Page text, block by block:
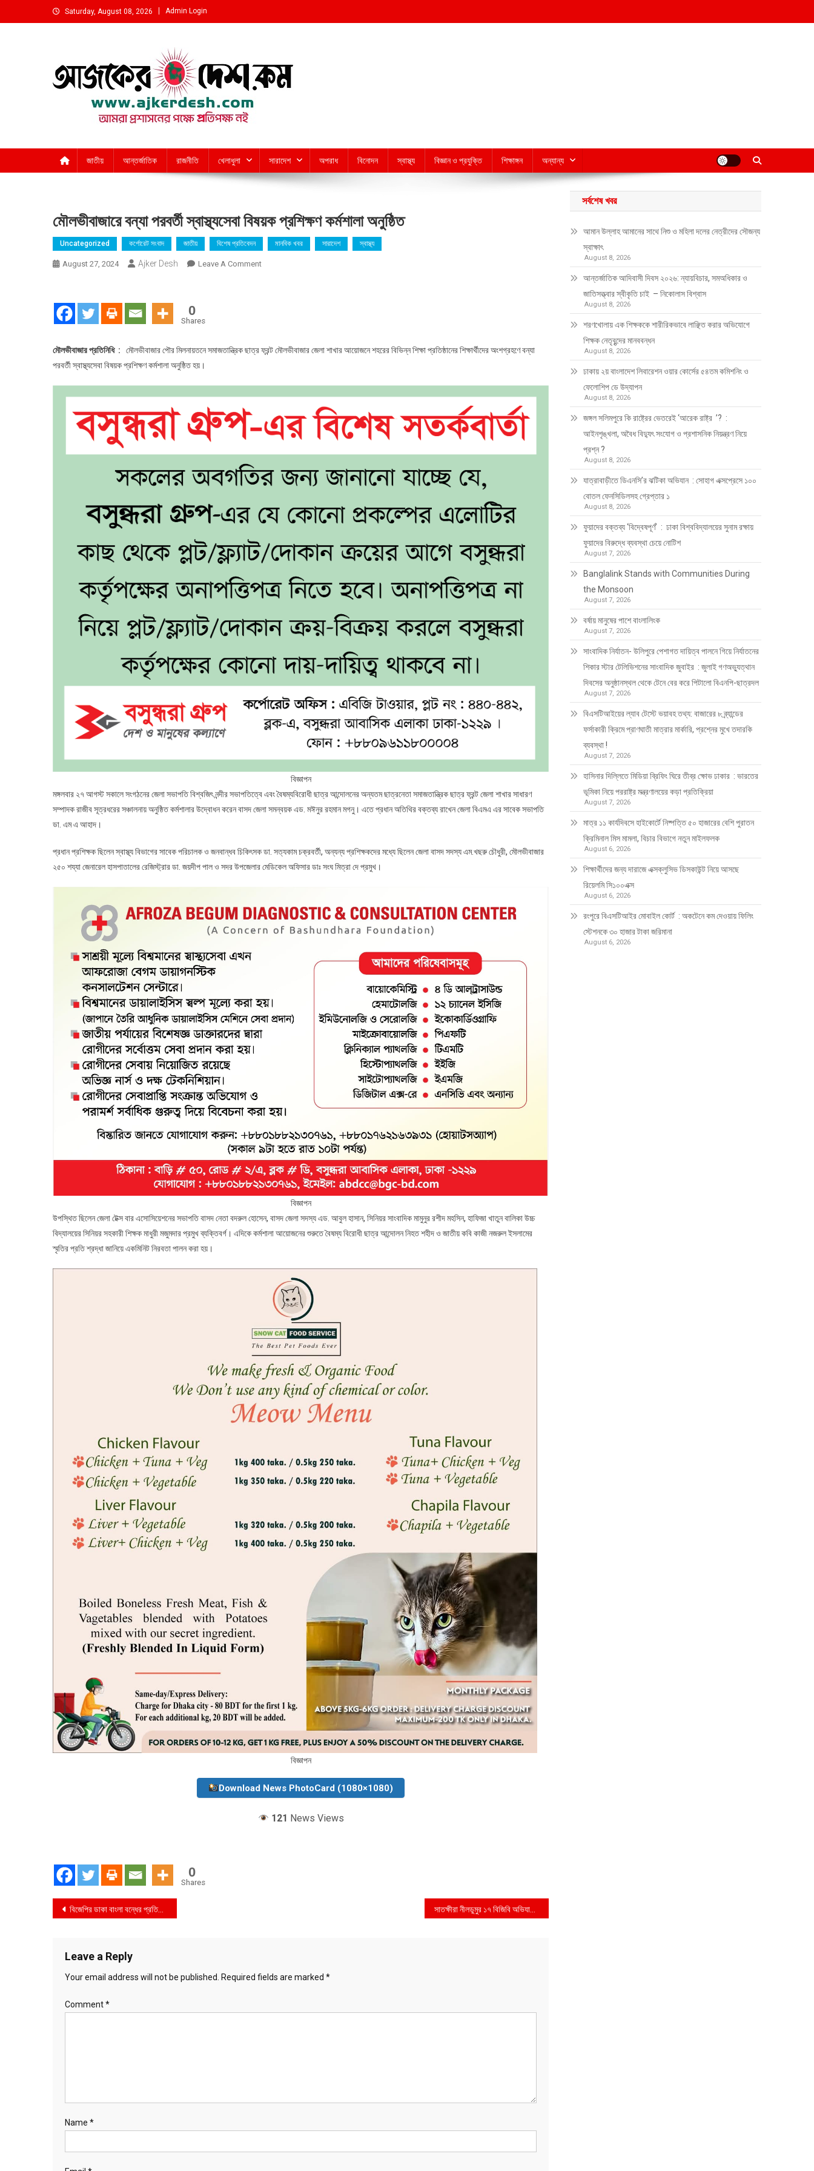
to
Saturday, August 08, 2026 Admin Login
জাতীয় আন্তর্জাতিক রাজনীতি খেলাধুলা সারাদেশ অপরাধ বিনোদন স্বাস্থ্য বিজ্ঞান ও প্রযুক্তি শিক্ষাঙ্গন অন্যান্য
মৌলভীবাজারে বন্যা পরবর্তী স্বাস্থ্যসেবা বিষয়ক প্রশিক্ষণ কর্মশালা অনুষ্ঠিত
Uncategorized কর্পোরেট সংবাদ জাতীয় বিশেষ প্রতিবেদন মানবিক খবর সারাদেশ স্বাস্থ্য
August 27, 2024 Ajker Desh Leave A CommentOn
প্রশিক্ষণ
0
Shares
মৌলভীবাজার প্রতিনিধি : মৌলভীবাজার পৌর মিলনায়তনে সমাজতান্ত্রিক ছাত্র ফ্রন্ট মৌলভীবাজার জেলা শাখার আয়োজনে শহরের বিভিন্ন শিক্ষা প্রতিষ্ঠানের শিক্ষার্থীদের অংশগ্রহণে বন্যা
পরবর্তী স্বাস্থ্যসেবা বিষয়ক প্রশিক্ষণ কর্মশালা অনুষ্ঠিত হয়।
বিজ্ঞাপন
মঙ্গলবার ২৭ আগস্ট সকালে সংগঠনের জেলা সভাপতি বিশ্বজিৎ নন্দীর সভাপতিত্বে এবং বৈষম্যবিরোধী ছাত্র আন্দোলনের অন্যতম ছাত্রনেতা সমাজতান্ত্রিক ছাত্র ফ্রন্ট জেলা শাখার সাধারণ
সম্পাদক রাজীব সূত্রধরের সঞ্চালনায় অনুষ্ঠিত কর্মশালার উদ্বোধন করেন বাসদ জেলা সমন্বয়ক এড. মঈনুর রহমান মগনু। এতে প্রধান অতিথির বক্তব্য রাখেন জেলা বিএমএ এর সাবেক সভাপতি
ডা. এম এ আহাদ।
প্রধান প্রশিক্ষক ছিলেন স্বাস্থ্য বিভাগের সাবেক পরিচালক ও জনবান্ধব চিকিৎসক ডা. সত্যকাম চক্রবর্তী, অন্যন্য প্রশিক্ষকদের মধ্যে ছিলেন জেলা বাসদ সদস্য এম.খছরু চৌধুরী, মৌলভীবাজার
২৫০ শয্যা জেনারেল হাসপাতালের রেজিস্ট্রার ডা. জয়দীপ পাল ও সদর উপজেলার মেডিকেল অফিসার ডাঃ সংঘ মিত্রা দে প্রমুখ।
বিজ্ঞাপন
উপস্থিত ছিলেন জেলা টেক্স বার এসোসিয়েশনের সভাপতি বাসদ নেতা বদরুল হোসেন, বাসদ জেলা সদস্য এড. আবুল হাসান, সিনিয়র সাংবাদিক মামুনুর রশীদ মহসিন, হাফিজা খাতুন বালিকা উচ্চ
বিদ্যালয়ের সিনিয়র সহকারী শিক্ষক মাধুরী মজুমদার প্রমুখ ব্যক্তিবর্গ। এদিকে কর্মশালা আয়োজনের শুরুতে বৈষম্য বিরোধী ছাত্র আন্দোলন নিহত শহীদ ও জাতীয় কবি কাজী নজরুল ইসলামের
স্মৃতির প্রতি শ্রদ্ধা জানিয়ে একমিনিট নিরবতা পালন করা হয়।
বিজ্ঞাপন
Download News PhotoCard (1080×1080)
121 News Views
0
Shares
Post
বিজেপির ডাকা বাংলা বন্ধের প্রতিবাদে জেলা জুড়ে তৃনমূল কংগ্রেসের মিছিল
Leave a Reply
Your email address will not be published. Required fields are marked *
Comment*
Name *
সর্বশেষ খবর
আমান উল্লাহ আমানের সাথে নিশু ও মহিলা দলের নেত্রীদের সৌজন্য
স্বাক্ষাৎ
August 8, 2026
আন্তর্জাতিক আদিবাসী দিবস ২০২৬: ন্যায়বিচার, সমঅধিকার ও
জাতিসত্ত্বার স্বীকৃতি চাই – নিকোলাস বিশ্বাস
August 8, 2026
শরণখোলায় এক শিক্ষককে শারীরিকভাবে লাঞ্ছিত করার অভিযোগে
শিক্ষক নেতৃবৃন্দের মানববন্ধন
August 8, 2026
ঢাকায় ২য় বাংলাদেশ লিবারেশন ওয়ার কোর্সের ৫৪তম কমিশনিং ও
ফেলোশিপ ডে উদ্‌যাপন
August 8, 2026
জঙ্গল সলিমপুরে কি রাষ্ট্রের ভেতরেই ‘আরেক রাষ্ট্র ’? :
আইনশৃঙ্খলা, অবৈধ বিদ্যুৎ সংযোগ ও প্রশাসনিক নিয়ন্ত্রণ নিয়ে
প্রশ্ন ?
August 8, 2026
যাত্রাবাড়ীতে ডিএনসি’র ঝটিকা অভিযান : সোহাগ এক্সপ্রেসে ১০০
বোতল ফেনসিডিলসহ গ্রেপ্তার ১
August 8, 2026
ফুয়াদের বক্তব্য ‘বিদ্বেষপূর্ণ’ : ঢাকা বিশ্ববিদ্যালয়ের সুনাম রক্ষায়
ফুয়াদের বিরুদ্ধে ব্যবস্থা চেয়ে নোটিশ
August 7, 2026
Banglalink Stands with Communities During
the Monsoon
August 7, 2026
বর্ষায় মানুষের পাশে বাংলালিংক
August 7, 2026
সাংবাদিক নির্যাতন- উলিপুরে পেশাগত দায়িত্ব পালনে গিয়ে নির্যাতনের
শিকার স্টার টেলিভিশনের সাংবাদিক জুবাইর : জুলাই গণঅভ্যুত্থান
দিবসের অনুষ্ঠানস্থল থেকে টেনে বের করে পিটালো বিএনপি-ছাত্রদল
August 7, 2026
বিএসটিআইয়ের ল্যাব টেস্টে ভয়াবহ তথ্য: বাজারের ৮ ব্র্যান্ডের
ফর্সাকারী ক্রিমে প্রাণঘাতী মাত্রার মার্কারি, প্রশ্নের মুখে তদারকি
ব্যবস্থা !
August 7, 2026
হাসিনার দিল্লিতে মিডিয়া ব্রিফিং ঘিরে তীব্র ক্ষোভ ঢাকার : ভারতের
ভূমিকা নিয়ে পররাষ্ট্র মন্ত্রণালয়ের কড়া প্রতিক্রিয়া
August 7, 2026
মাত্র ১১ কার্যদিবসে হাইকোর্টে নিষ্পত্তি ৫০ হাজারের বেশি পুরাতন
ক্রিমিনাল মিস মামলা, বিচার বিভাগে নতুন মাইলফলক
August 6, 2026
শিক্ষার্থীদের জন্য দারাজে এক্সক্লুসিভ ডিসকাউন্ট নিয়ে আসছে
রিয়েলমি সি১০০এক্স
August 6, 2026
রংপুরে বিএসটিআইর মোবাইল কোর্ট : অকটেনে কম দেওয়ায় ফিলিং
স্টেশনকে ৩০ হাজার টাকা জরিমানা
August 6, 2026